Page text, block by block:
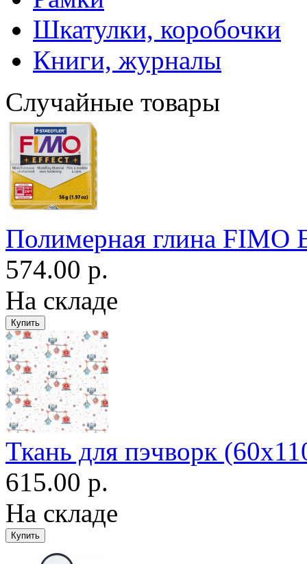
Шкатулки, коробочки
Книги, журналы
Случайные товары
Полимерная глина FIMO
574.00 р.
На складе
Ткань для пэчворк
615.00 р.
На складе